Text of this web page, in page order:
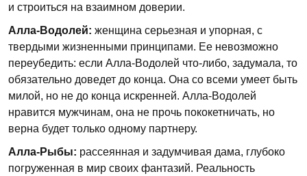
и строиться на взаимном доверии.
Алла-Водолей: женщина серьезная и упорная, с
твердыми жизненными принципами. Ее невозможно
переубедить: если Алла-Водолей что-либо, задумала, то
обязательно доведет до конца. Она со всеми умеет быть
милой, но не до конца искренней. Алла-Водолей
нравится мужчинам, она не прочь пококетничать, но
верна будет только одному партнеру.
Алла-Рыбы: рассеянная и задумчивая дама, глубоко
погруженная в мир своих фантазий. Реальность